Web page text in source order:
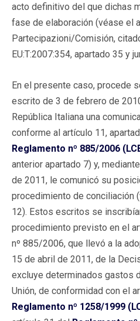
acto definitivo del que dichas
fase de elaboración (véase el
Partecipazioni/Comisión,
EU:T:2007:354, apartado 35 y
En el presente caso, procede
escrito de 3 de febrero de
República Italiana una
conforme al artículo 11,
Reglamento nº 885/2006
anterior apartado 7) y,
de 2011, le comunicó su
procedimiento de conciliación
12). Estos escritos se
procedimiento previsto en el
nº 885/2006, que llevó a la
15 de abril de 2011, de la
excluye determinados gastos
Unión, de conformidad con el
Reglamento nº 1258/1999